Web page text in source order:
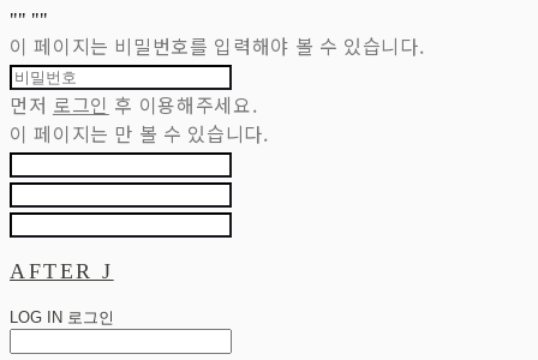
"" ""
이 페이지는 비밀번호를 입력해야 볼 수 있습니다.
먼저 로그인 후 이용해주세요.
이 페이지는 만 볼 수 있습니다.
AFTER J
LOG IN 로그인